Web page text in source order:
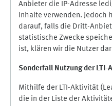
Anbieter die IP-Adresse
Inhalte verwenden. Jedoch
darauf, falls die Dritt-
statistische Zwecke
ist, klären wir die Nutzer
Sonderfall Nutzung der LTI-
Mithilfe der LTI-Aktivität
die in der Liste der